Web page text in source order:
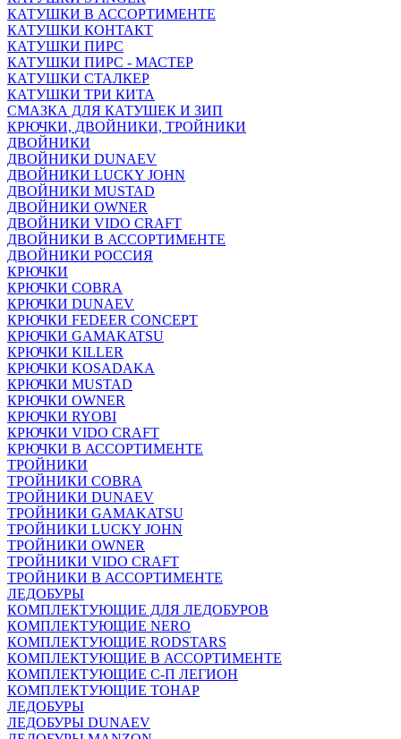
КАТУШКИ В АССОРТИМЕНТЕ
КАТУШКИ КОНТАКТ
КАТУШКИ ПИРС
КАТУШКИ ПИРС - МАСТЕР
КАТУШКИ СТАЛКЕР
КАТУШКИ ТРИ КИТА
СМАЗКА ДЛЯ КАТУШЕК И ЗИП
КРЮЧКИ, ДВОЙНИКИ, ТРОЙНИКИ
ДВОЙНИКИ
ДВОЙНИКИ DUNAEV
ДВОЙНИКИ LUCKY JOHN
ДВОЙНИКИ MUSTAD
ДВОЙНИКИ OWNER
ДВОЙНИКИ VIDO CRAFT
ДВОЙНИКИ В АССОРТИМЕНТЕ
ДВОЙНИКИ РОССИЯ
КРЮЧКИ
КРЮЧКИ COBRA
КРЮЧКИ DUNAEV
КРЮЧКИ FEDEER CONCEPT
КРЮЧКИ GAMAKATSU
КРЮЧКИ KILLER
КРЮЧКИ KOSADAKA
КРЮЧКИ MUSTAD
КРЮЧКИ OWNER
КРЮЧКИ RYOBI
КРЮЧКИ VIDO CRAFT
КРЮЧКИ В АССОРТИМЕНТЕ
ТРОЙНИКИ
ТРОЙНИКИ COBRA
ТРОЙНИКИ DUNAEV
ТРОЙНИКИ GAMAKATSU
ТРОЙНИКИ LUCKY JOHN
ТРОЙНИКИ OWNER
ТРОЙНИКИ VIDO CRAFT
ТРОЙНИКИ В АССОРТИМЕНТЕ
ЛЕДОБУРЫ
КОМПЛЕКТУЮЩИЕ ДЛЯ ЛЕДОБУРОВ
КОМПЛЕКТУЮЩИЕ NERO
КОМПЛЕКТУЮЩИЕ RODSTARS
КОМПЛЕКТУЮЩИЕ В АССОРТИМЕНТЕ
КОМПЛЕКТУЮЩИЕ С-П ЛЕГИОН
КОМПЛЕКТУЮЩИЕ ТОНАР
ЛЕДОБУРЫ
ЛЕДОБУРЫ DUNAEV